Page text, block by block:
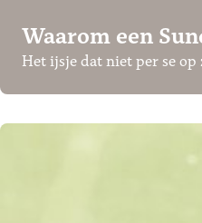
Waarom een
Het ijsje dat niet per se op